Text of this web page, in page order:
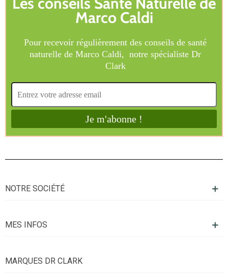
NOTRE SOCIÉTÉ
MES INFOS
MARQUES DR CLARK